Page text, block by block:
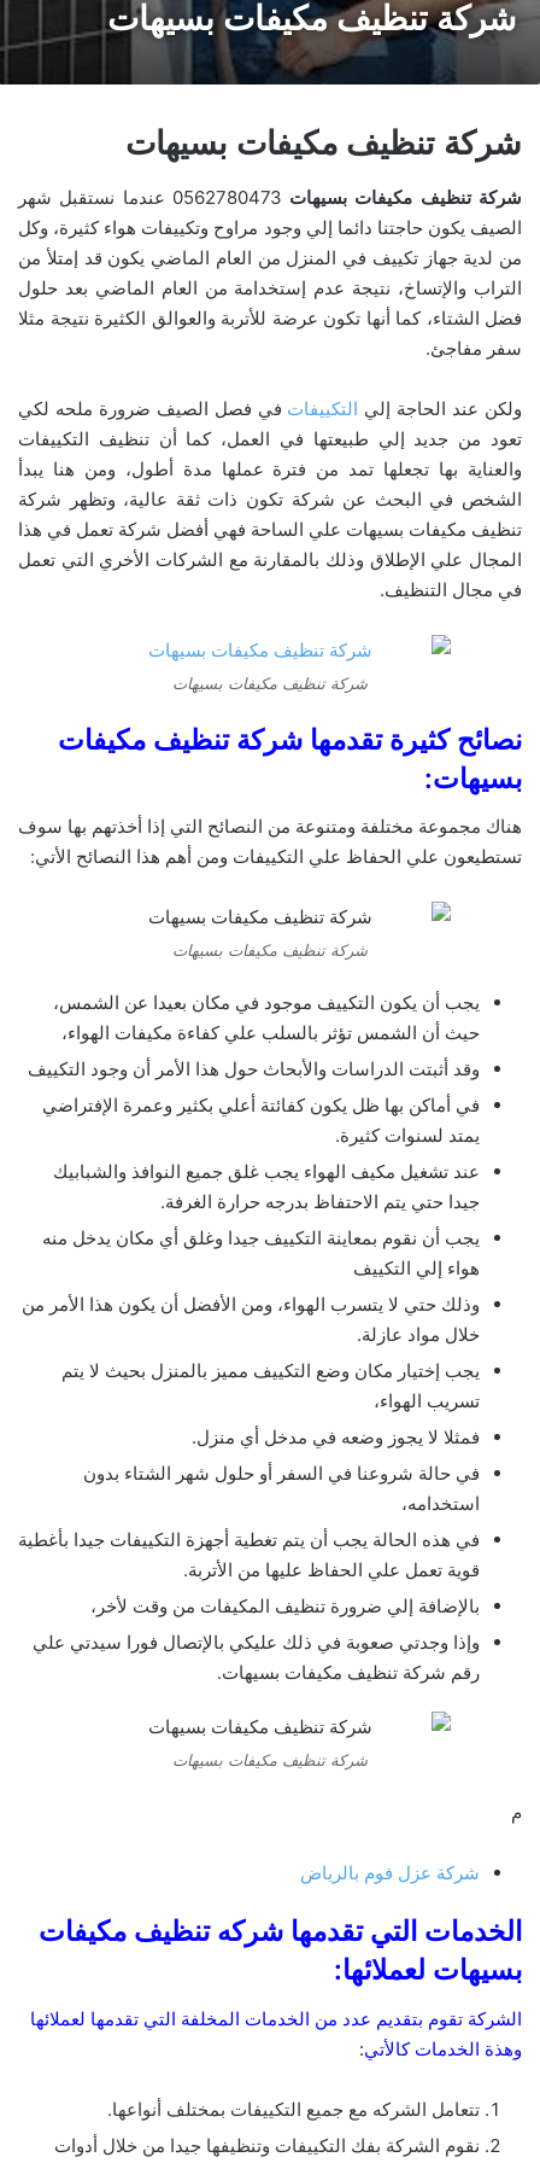
شركة تنظيف مكيفات بسيهات
شركة تنظيف مكيفات بسيهات
شركة تنظيف مكيفات بسيهات
0562780473 عندما نستقبل شهر
الصيف يكون حاجتنا دائما إلي وجود مراوح وتكييفات هواء كثيرة، وكل
من لدية جهاز تكييف في المنزل من العام الماضي يكون قد إمتلأ من
التراب والإتساخ، نتيجة عدم إستخدامة من العام الماضي بعد حلول
فضل الشتاء، كما أنها تكون عرضة للأتربة والعوالق الكثيرة نتيجة مثلا
سفر مفاجئ.
ولكن عند الحاجة إلي التكييفات في فصل الصيف ضرورة ملحه لكي
تعود من جديد إلي طبيعتها في العمل، كما أن تنظيف التكييفات
والعناية بها تجعلها تمد من فترة عملها مدة أطول، ومن هنا يبدأ
الشخص في البحث عن شركة تكون ذات ثقة عالية، وتظهر شركة
تنظيف مكيفات بسيهات علي الساحة فهي أفضل شركة تعمل في هذا
المجال علي الإطلاق وذلك بالمقارنة مع الشركات الأخري التي تعمل
في مجال التنظيف.
شركة تنظيف مكيفات بسيهات
نصائح كثيرة تقدمها شركة تنظيف مكيفات
بسيهات:
هناك مجموعة مختلفة ومتنوعة من النصائح التي إذا أخذتهم بها سوف
تستطيعون علي الحفاظ علي التكييفات ومن أهم هذا النصائح الأتي:
شركة تنظيف مكيفات بسيهات
يجب أن يكون التكييف موجود في مكان بعيدا عن الشمس،
حيث أن الشمس تؤثر بالسلب علي كفاءة مكيفات الهواء،
وقد أثبتت الدراسات والأبحاث حول هذا الأمر أن وجود التكييف
في أماكن بها ظل يكون كفائتة أعلي بكثير وعمرة الإفتراضي
يمتد لسنوات كثيرة.
عند تشغيل مكيف الهواء يجب غلق جميع النوافذ والشبابيك
جيدا حتي يتم الاحتفاظ بدرجه حرارة الغرفة.
يجب أن نقوم بمعاينة التكييف جيدا وغلق أي مكان يدخل منه
هواء إلي التكييف
وذلك حتي لا يتسرب الهواء، ومن الأفضل أن يكون هذا الأمر من
خلال مواد عازلة.
يجب إختيار مكان وضع التكييف مميز بالمنزل بحيث لا يتم
تسريب الهواء،
فمثلا لا يجوز وضعه في مدخل أي منزل.
في حالة شروعنا في السفر أو حلول شهر الشتاء بدون
استخدامه،
في هذه الحالة يجب أن يتم تغطية أجهزة التكييفات جيدا بأغطية
قوية تعمل علي الحفاظ عليها من الأتربة.
بالإضافة إلي ضرورة تنظيف المكيفات من وقت لأخر،
وإذا وجدتي صعوبة في ذلك عليكي بالإتصال فورا سيدتي علي
رقم شركة تنظيف مكيفات بسيهات.
شركة تنظيف مكيفات بسيهات
م
شركة عزل فوم بالرياض
الخدمات التي تقدمها شركه تنظيف مكيفات
بسيهات لعملائها:
الشركة تقوم بتقديم عدد من الخدمات المخلفة التي تقدمها لعملائها
وهذة الخدمات كالأتي:
تتعامل الشركه مع جميع التكييفات بمختلف أنواعها.
نقوم الشركة بفك التكييفات وتنظيفها جيدا من خلال أدوات